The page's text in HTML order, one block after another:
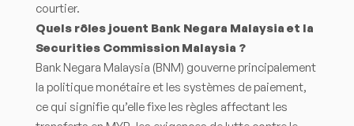
courtier.
Quels rôles jouent Bank Negara Malaysia et la
Securities Commission Malaysia ?
Bank Negara Malaysia (BNM) gouverne principalement
la politique monétaire et les systèmes de paiement,
ce qui signifie qu’elle fixe les règles affectant les